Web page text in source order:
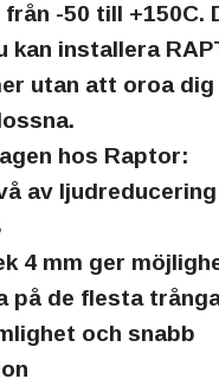
-50 till +150C.
kan installera
utan att oroa
hos Raptor:
av
4 mm ger
på de flesta
och snabb